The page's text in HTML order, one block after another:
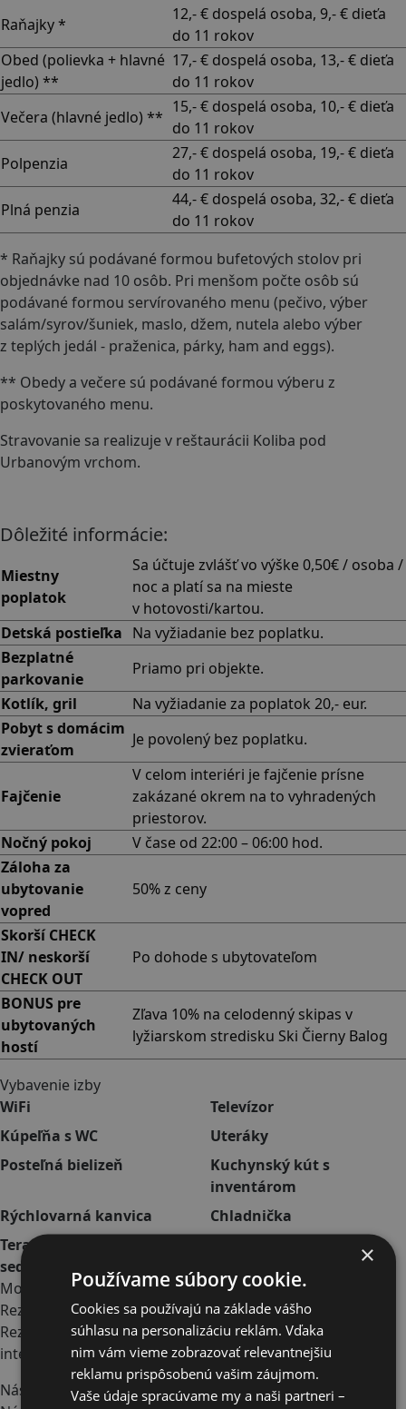
Raňajky *
12,- € dospelá osoba, 9,- € dieťa
do 11 rokov
Obed (polievka + hlavné
jedlo) **
17,- € dospelá osoba, 13,- € dieťa
do 11 rokov
Večera (hlavné jedlo) **
15,- € dospelá osoba, 10,- € dieťa
do 11 rokov
Polpenzia
27,- € dospelá osoba, 19,- € dieťa
do 11 rokov
Plná penzia
44,- € dospelá osoba, 32,- € dieťa
do 11 rokov
* Raňajky sú podávané formou bufetových stolov pri
objednávke nad 10 osôb. Pri menšom počte osôb sú
podávané formou servírovaného menu (pečivo, výber
salám/syrov/šuniek, maslo, džem, nutela alebo výber
z teplých jedál - praženica, párky, ham and eggs).
** Obedy a večere sú podávané formou výberu z
poskytovaného menu.
Stravovanie sa realizuje v reštaurácii Koliba pod
Urbanovým vrchom.
Dôležité informácie:
Miestny
poplatok
Sa účtuje zvlášť vo výške 0,50€ / osoba /
noc a platí sa na mieste
v hotovosti/kartou.
Detská postieľka Na vyžiadanie bez poplatku.
Bezplatné
parkovanie
Priamo pri objekte.
Kotlík, gril
Na vyžiadanie za poplatok 20,- eur.
Pobyt s domácim
zvieraťom
Je povolený bez poplatku.
Fajčenie
V celom interiéri je fajčenie prísne
zakázané okrem na to vyhradených
priestorov.
Nočný pokoj
V čase od 22:00 – 06:00 hod.
Záloha za
ubytovanie
vopred
50% z ceny
Skorší CHECK
IN/ neskorší
CHECK OUT
Po dohode s ubytovateľom
BONUS pre
ubytovaných
hostí
Zľava 10% na celodenný skipas v
lyžiarskom stredisku Ski Čierny Balog
Vybavenie izby
WiFi
Televízor
Kúpeľňa s WC
Uteráky
Posteľná bielizeň
Kuchynský kút s
inventárom
Rýchlovarná kanvica
Chladnička
Terasa s vonkajším
sedením
Mohlo by vás zaujímať
Rezervácia ubytovania
Rezervácia ubytovania je možná prostredníctvom
internetovej stránky, e-mailu alebo telefonicky.
Nástup a realizácia pobytu
×
Používame súbory cookie.
Cookies sa používajú na základe vášho
súhlasu na personalizáciu reklám. Vďaka
nim vám vieme zobrazovať relevantnejšiu
reklamu prispôsobenú vašim záujmom.
Vaše údaje spracúvame my a naši partneri –